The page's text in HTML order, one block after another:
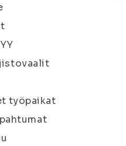
työpaikat